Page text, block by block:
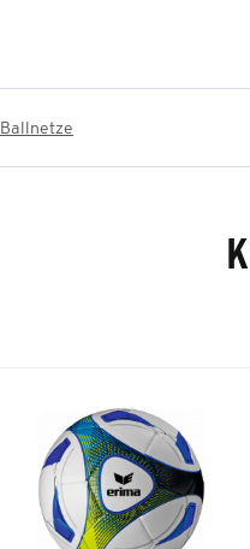
Ballnetze